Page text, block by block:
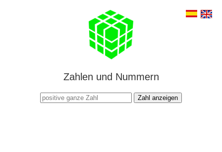
Zahlen und Nummern
Zahl anzeigen